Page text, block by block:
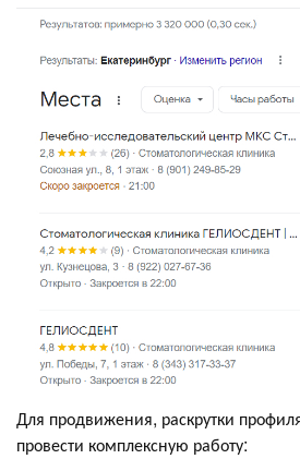
Для продвижения, раскрутки
провести комплексную работу: